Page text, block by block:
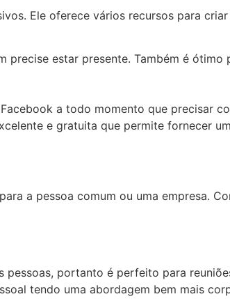
Ele oferece vários recursos para
estar presente. Também é ótimo
a todo momento que precisar
e gratuita que permite fornecer
a pessoa comum ou uma empresa.
portanto é perfeito para
tendo uma abordagem bem mais